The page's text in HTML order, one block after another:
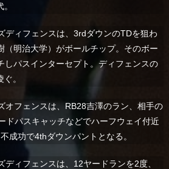
ディフェンスは、3rdダウンのTDを狙わ
（明治大学）がボールチップ。そのボー
しパスインターセプト。ディフェンスの
。
オフェンスは、RB28吉澤のラン、相手の
ドパスキャッチなどでハーフウェイ付近
成功で4thダウンパントとなる。
ィフェンスは、12ヤードランを2度、